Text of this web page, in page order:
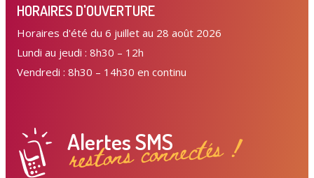
HORAIRES D'OUVERTURE
Horaires d'été du 6 juillet au 28 août 2026
Lundi au jeudi : 8h30 – 12h
Vendredi : 8h30 – 14h30 en continu
Alertes SMS
restons connectés !